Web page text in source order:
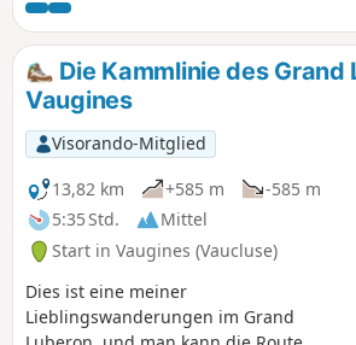
Die Kammlinie des Grand
Vaugines
Visorando-Mitglied
13,82 km
+585 m
-585 m
5:35 Std.
Mittel
Start in Vaugines (Vaucluse)
Dies ist eine meiner
Lieblingswanderungen im Grand